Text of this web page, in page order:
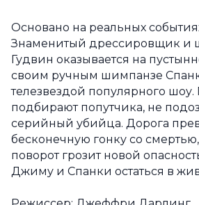
Основано на реальных
Знаменитый дрессировщик и
Гудвин оказывается на
своим ручным шимпанзе
телезвездой популярного шоу.
подбирают попутчика, не
серийный убийца. Дорога
бесконечную гонку со
поворот грозит новой
Джиму и Спанки остаться в